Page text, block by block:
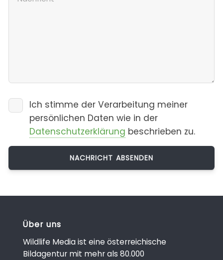
Ich stimme der Verarbeitung meiner
persönlichen Daten wie in der
Datenschutzerklärung beschrieben zu.
Über uns
Wildlife Media ist eine österreichische
Bildagentur mit mehr als 80.000